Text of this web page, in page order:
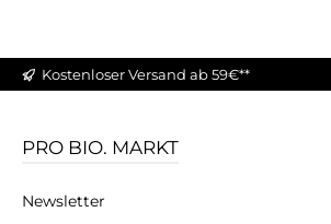
Kostenloser Versand ab 59€**
PRO BIO. MARKT
Newsletter